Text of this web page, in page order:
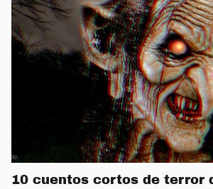
10 cuentos cortos de terror